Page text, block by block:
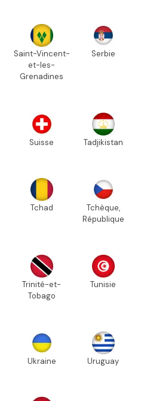
Saint-Vincent-
et-les-
Grenadines
Serbie
Suisse Tadjikistan
Tchad
Tchèque,
République
Trinité-et-
Tobago
Tunisie
Ukraine Uruguay